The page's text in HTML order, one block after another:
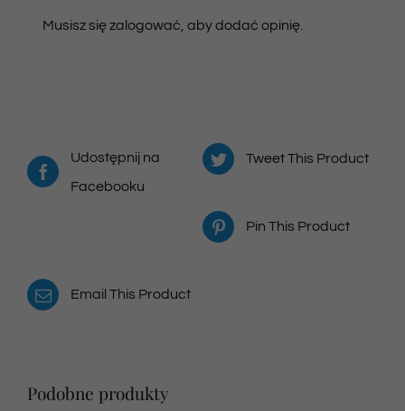
Musisz sięzalogować , aby dodać opinię.
Udostępnij na
Facebooku
Tweet This Product
Pin This Product
Email This Product
Podobne produkty